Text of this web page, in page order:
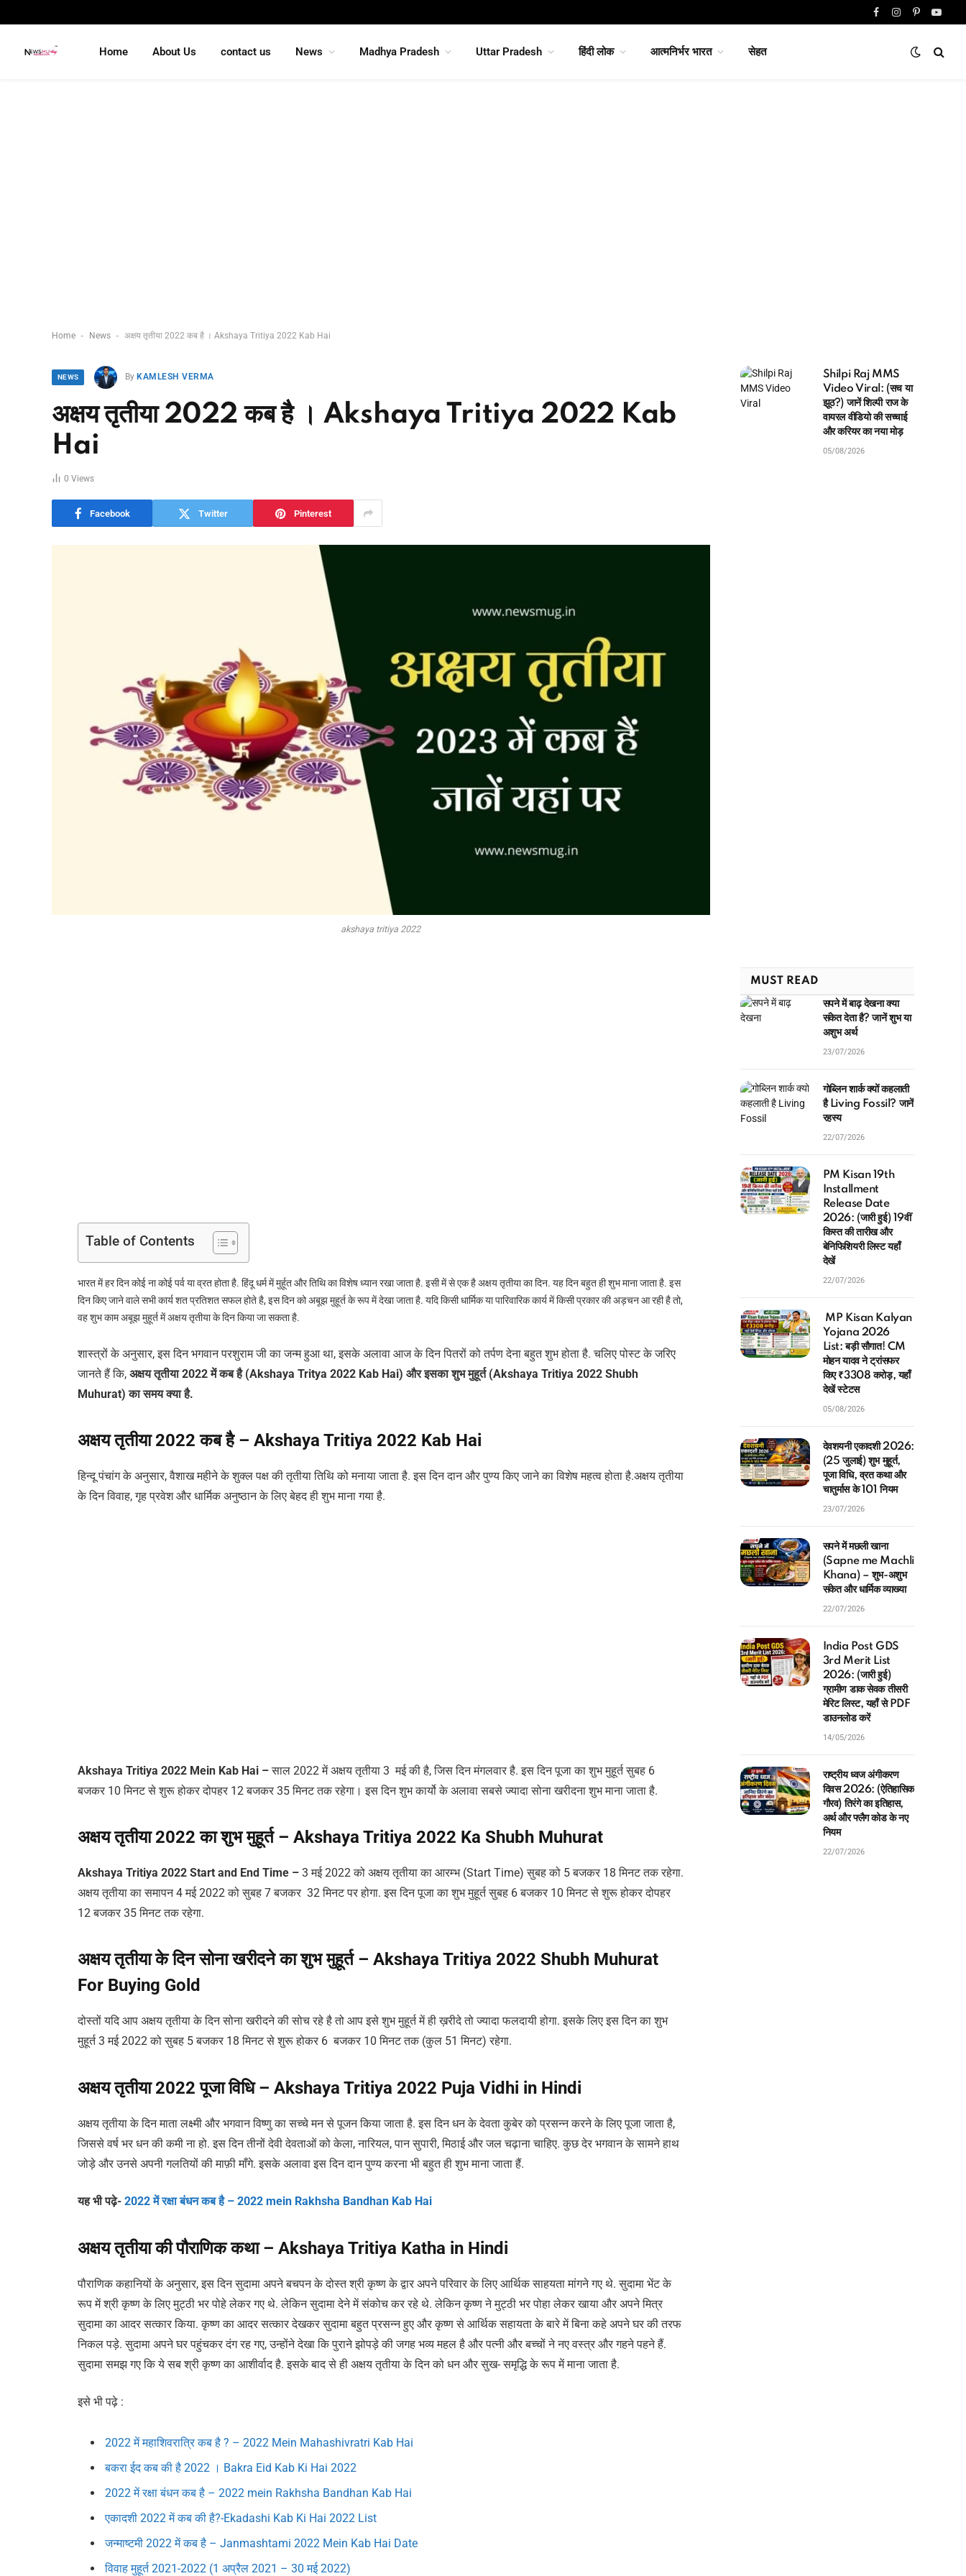
FacebookInstagram
Pinterest
Home About Us contact us News Madhya Pradesh Uttar Pradesh हिंदी लोक आत्मनिर्भर भारत सेहत
Home - News - अक्षय तृतीया 2022 कब है । Akshaya Tritiya 2022 Kab Hai
NEWS By KAMLESH VERMA
अक्षय तृतीया 2022 कब है । Akshaya Tritiya 2022 Kab
Hai
0 Views
Facebook Twitter Pinterest
akshaya tritiya 2022
Table of Contents
भारत में हर दिन कोई ना कोई पर्व या व्रत होता है. हिंदू धर्म में मुर्हूत और तिथि का विशेष ध्यान रखा जाता है. इसी में से एक है अक्षय तृतीया का दिन. यह दिन बहुत ही शुभ माना जाता है. इस
दिन किए जाने वाले सभी कार्य शत प्रतिशत सफल होते है, इस दिन को अबूझ मुहूर्त के रूप में देखा जाता है. यदि किसी धार्मिक या पारिवारिक कार्य में किसी प्रकार की अड़चन आ रही है तो,
वह शुभ काम अबूझ मुहूर्त में अक्षय तृतीया के दिन किया जा सकता है.
शास्त्रों के अनुसार, इस दिन भगवान परशुराम जी का जन्म हुआ था, इसके अलावा आज के दिन पितरों को तर्पण देना बहुत शुभ होता है. चलिए पोस्ट के जरिए
जानते हैं कि,अक्षय तृतीया 2022 में कब है (Akshaya Tritya 2022 Kab Hai) और इसका शुभ मुहूर्त (Akshaya Tritiya 2022 Shubh
Muhurat) का समय क्या है.
अक्षय तृतीया 2022 कब है – Akshaya Tritiya 2022 Kab Hai
हिन्दू पंचांग के अनुसार, वैशाख महीने के शुक्ल पक्ष की तृतीया तिथि को मनाया जाता है. इस दिन दान और पुण्य किए जाने का विशेष महत्व होता है.अक्षय तृतीया
के दिन विवाह, गृह प्रवेश और धार्मिक अनुष्ठान के लिए बेहद ही शुभ माना गया है.
Akshaya Tritiya 2022 Mein Kab Hai –साल 2022 में अक्षय तृतीया 3 मई की है, जिस दिन मंगलवार है. इस दिन पूजा का शुभ मुहूर्त सुबह 6
बजकर 10 मिनट से शुरू होकर दोपहर 12 बजकर 35 मिनट तक रहेगा। इस दिन शुभ कार्यो के अलावा सबसे ज्यादा सोना खरीदना शुभ माना जाता है.
अक्षय तृतीया 2022 का शुभ मुहूर्त – Akshaya Tritiya 2022 Ka Shubh Muhurat
Akshaya Tritiya 2022 Start and End Time –3 मई 2022 को अक्षय तृतीया का आरम्भ (Start Time) सुबह को 5 बजकर 18 मिनट तक रहेगा.
अक्षय तृतीया का समापन 4 मई 2022 को सुबह 7 बजकर 32 मिनट पर होगा. इस दिन पूजा का शुभ मुहूर्त सुबह 6 बजकर 10 मिनट से शुरू होकर दोपहर
12 बजकर 35 मिनट तक रहेगा.
अक्षय तृतीया के दिन सोना खरीदने का शुभ मुहूर्त – Akshaya Tritiya 2022 Shubh Muhurat
For Buying Gold
दोस्तों यदि आप अक्षय तृतीया के दिन सोना खरीदने की सोच रहे है तो आप इसे शुभ मुहूर्त में ही ख़रीदे तो ज्यादा फलदायी होगा. इसके लिए इस दिन का शुभ
मुहूर्त 3 मई 2022 को सुबह 5 बजकर 18 मिनट से शुरू होकर 6 बजकर 10 मिनट तक (कुल 51 मिनट) रहेगा.
अक्षय तृतीया 2022 पूजा विधि – Akshaya Tritiya 2022 Puja Vidhi in Hindi
अक्षय तृतीया के दिन माता लक्ष्मी और भगवान विष्णु का सच्चे मन से पूजन किया जाता है. इस दिन धन के देवता कुबेर को प्रसन्न करने के लिए पूजा जाता है,
जिससे वर्ष भर धन की कमी ना हो. इस दिन तीनों देवी देवताओं को केला, नारियल, पान सुपारी, मिठाई और जल चढ़ाना चाहिए. कुछ देर भगवान के सामने हाथ
जोड़े और उनसे अपनी गलतियों की माफ़ी माँगे. इसके अलावा इस दिन दान पुण्य करना भी बहुत ही शुभ माना जाता हैं.
यह भी पढ़े-2022 में रक्षा बंधन कब है – 2022 mein Rakhsha Bandhan Kab Hai
अक्षय तृतीया की पौराणिक कथा – Akshaya Tritiya Katha in Hindi
पौराणिक कहानियों के अनुसार, इस दिन सुदामा अपने बचपन के दोस्त श्री कृष्ण के द्वार अपने परिवार के लिए आर्थिक साहयता मांगने गए थे. सुदामा भेंट के
रूप में श्री कृष्ण के लिए मुट्ठी भर पोहे लेकर गए थे. लेकिन सुदामा देने में संकोच कर रहे थे. लेकिन कृष्ण ने मुट्ठी भर पोहा लेकर खाया और अपने मित्र
सुदामा का आदर सत्कार किया. कृष्ण का आदर सत्कार देखकर सुदामा बहुत प्रसन्न हुए और कृष्ण से आर्थिक सहायता के बारे में बिना कहे अपने घर की तरफ
निकल पड़े. सुदामा अपने घर पहुंचकर दंग रह गए, उन्होंने देखा कि पुराने झोपड़े की जगह भव्य महल है और पत्नी और बच्चों ने नए वस्त्र और गहने पहने हैं.
सुदामा समझ गए कि ये सब श्री कृष्ण का आशीर्वाद है. इसके बाद से ही अक्षय तृतीया के दिन को धन और सुख- समृद्धि के रूप में माना जाता है.
इसे भी पढ़े :
2022 में महाशिवरात्रि कब है ? – 2022 Mein Mahashivratri Kab Hai
बकरा ईद कब की है 2022 । Bakra Eid Kab Ki Hai 2022
2022 में रक्षा बंधन कब है – 2022 mein Rakhsha Bandhan Kab Hai
एकादशी 2022 में कब की है?-Ekadashi Kab Ki Hai 2022 List
जन्माष्टमी 2022 में कब है – Janmashtami 2022 Mein Kab Hai Date
विवाह मुहूर्त 2021-2022 (1 अप्रैल 2021 – 30 मई 2022)
Shilpi Raj MMS
Video Viral: (सच या
झूठ?) जानें शिल्पी राज के
वायरल वीडियो की सच्चाई
और करियर का नया मोड़
05/08/2026
MUST READ
सपने में बाढ़ देखना क्या
संकेत देता है? जानें शुभ या
अशुभ अर्थ
23/07/2026
गोब्लिन शार्क क्यों कहलाती
है Living Fossil? जानें
रहस्य
22/07/2026
PM Kisan 19th
Installment
Release Date
2026: (जारी हुई) 19वीं
किस्त की तारीख और
बेनिफिशियरी लिस्ट यहाँ
देखें
22/07/2026
MP Kisan Kalyan
Yojana 2026
List: बड़ी सौगात! CM
मोहन यादव ने ट्रांसफर
किए ₹3308 करोड़, यहाँ
देखें स्टेटस
05/08/2026
देवशयनी एकादशी 2026:
(25 जुलाई) शुभ मुहूर्त,
पूजा विधि, व्रत कथा और
चातुर्मास के 101 नियम
23/07/2026
सपने में मछली खाना
(Sapne me Machli
Khana) – शुभ-अशुभ
संकेत और धार्मिक व्याख्या
22/07/2026
India Post GDS
3rd Merit List
2026: (जारी हुई)
ग्रामीण डाक सेवक तीसरी
मेरिट लिस्ट, यहाँ से PDF
डाउनलोड करें
14/05/2026
राष्ट्रीय ध्वज अंगीकरण
दिवस 2026: (ऐतिहासिक
गौरव) तिरंगे का इतिहास,
अर्थ और फ्लैग कोड के नए
नियम
22/07/2026